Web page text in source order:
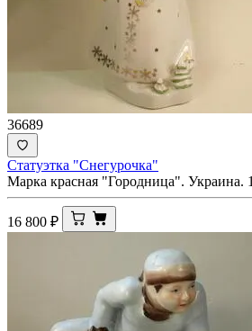
36689
Статуэтка "Снегурочка"
Марка красная "Городница". Украина.
16 800 ₽